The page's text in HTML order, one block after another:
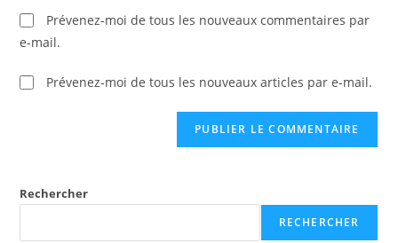
Prévenez-moi de tous les nouveaux commentaires par
e-mail.
Prévenez-moi de tous les nouveaux articles par e-mail.
Rechercher
RECHERCHER